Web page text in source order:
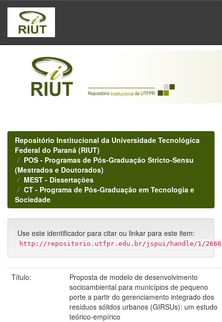
Skip
navigation
Repositório Institucional da Universidade Tecnológica
Federal do Paraná (RIUT)
POS - Programas de Pós-Graduação Stricto-Sensu
(Mestrados e Doutorados)
MEST - Dissertações
CT - Programa de Pós-Graduação em Tecnologia e
Sociedade
Use este identificador para citar ou linkar para este item:
http://repositorio.utfpr.edu.br/jspui/handle/1/
Título:
Proposta de modelo de desenvolvimento
socioambiental para municípios de pequeno
porte a partir do gerenciamento integrado dos
resíduos sólidos urbanos (GIRSUs): um estudo
teórico-empírico